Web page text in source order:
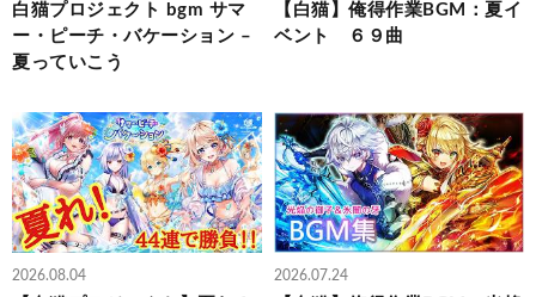
白猫プロジェクト bgm サマ
ー・ピーチ・バケーション –
夏っていこう
【白猫】俺得作業BGM：夏イ
ベント ６９曲
2026.08.04 2026.07.24